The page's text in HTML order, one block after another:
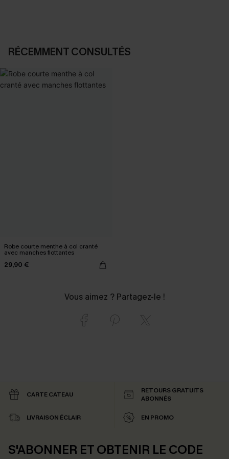
RÉCEMMENT CONSULTÉS
Robe courte menthe à col cranté
avec manches flottantes
29,90 €
Vous aimez ? Partagez-le !
CARTE CATEAU
RETOURS GRATUITS
ABONNÉS
LIVRAISON ÉCLAIR EN PROMO
S'ABONNER ET OBTENIR LE CODE